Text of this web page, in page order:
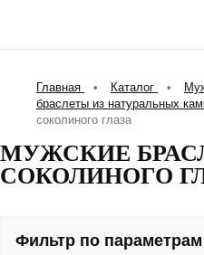
Главная • Каталог •
браслеты из натуральных
соколиного глаза
МУЖСКИЕ
СОКОЛИНОГО
Фильтр по параметрам